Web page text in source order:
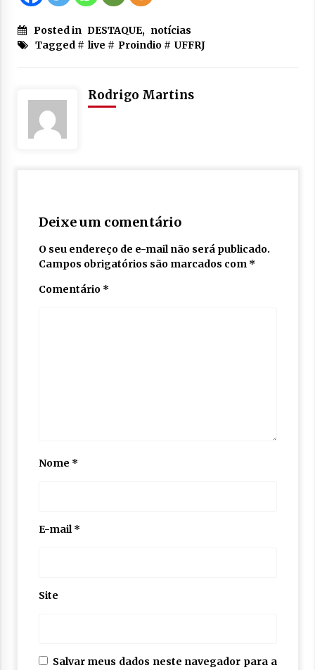
Posted in DESTAQUE, notícias
Tagged # live # Proindio# UFFRJ
Rodrigo Martins
Deixe um comentário
O seu endereço de e-mail não será publicado.
Campos obrigatórios são marcados com *
Comentário *
Nome *
E-mail*
Site
Salvar meus dados neste navegador para a